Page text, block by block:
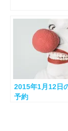
2015年1月12日
予約